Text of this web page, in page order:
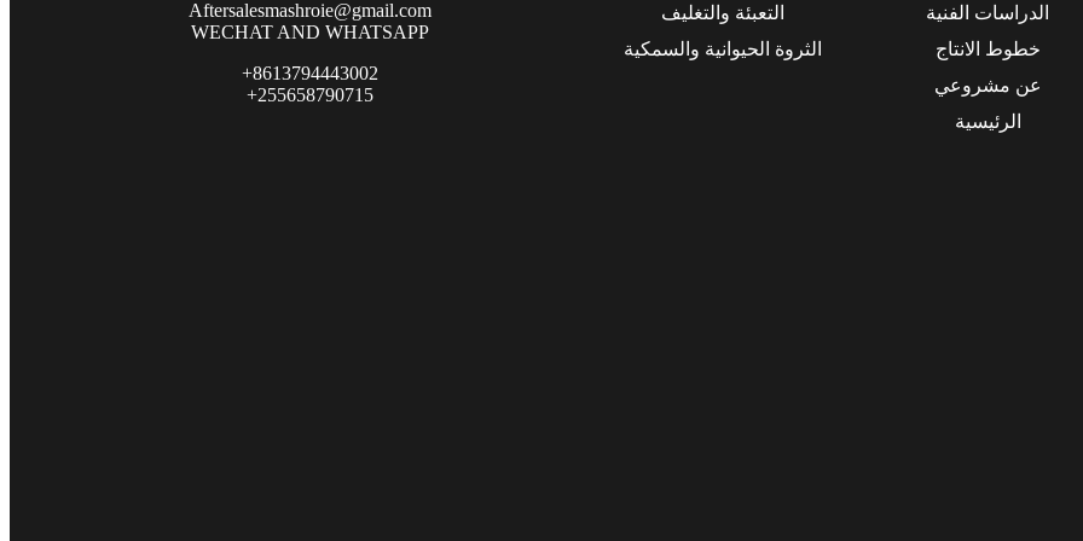
Aftersalesmashroie@gmail.com
WECHAT AND WHATSAPP
+8613794443002
+255658790715
التعبئة والتغليف
الثروة الحيوانية والسمكية
الدراسات الفنية
خطوط الانتاج
عن مشروعي
الرئيسية